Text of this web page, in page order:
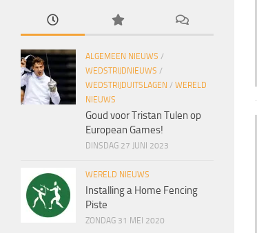
ALGEMEEN NIEUWS /
WEDSTRIJDNIEUWS /
WEDSTRIJDUITSLAGEN / WERELD
NIEUWS
Goud voor Tristan Tulen op
European Games!
DINSDAG 27 JUNI 2023
WERELD NIEUWS
Installing a Home Fencing
Piste
ZONDAG 31 MEI 2020